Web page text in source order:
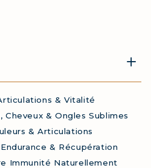
& Vitalité
& Ongles Sublimes
& Articulations
& Récupération
Immunité Naturellement